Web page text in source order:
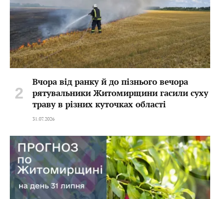
Вчора від ранку й до пізнього вечора
рятувальники Житомирщини гасили суху
траву в різних куточках області
31.07.2026